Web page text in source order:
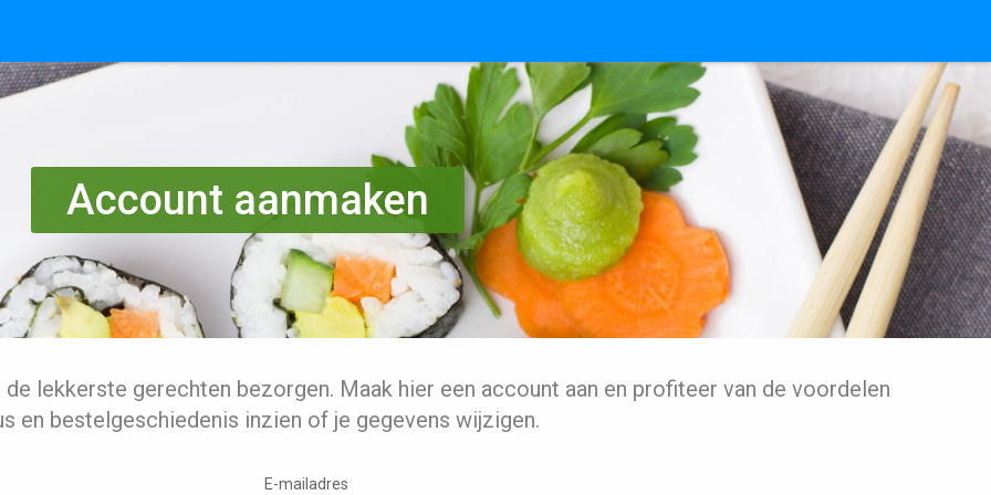
Account aanmaken
lekkerste gerechten bezorgen. Maak hier een account aan en profiteer van de voordelen
en bestelgeschiedenis inzien of je gegevens wijzigen.
E-mailadres